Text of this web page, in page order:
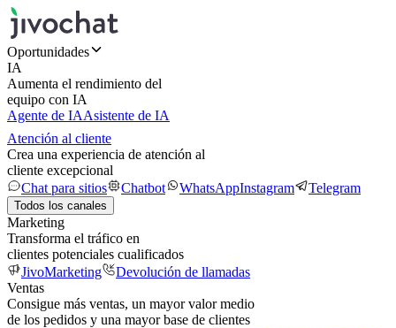
Oportunidades
IA
Aumenta el rendimiento del
equipo con IA
Agente de IAAsistente de IA
Atención al cliente
Crea una experiencia de atención al
cliente excepcional
Chat para sitios
Chatbot WhatsAppInstagram Telegram
Todos los canales
Marketing
Transforma el tráfico en
clientes potenciales cualificados
JivoMarketing
Devolución de llamadas
Ventas
Consigue más ventas, un mayor valor medio
de los pedidos y una mayor base de clientes